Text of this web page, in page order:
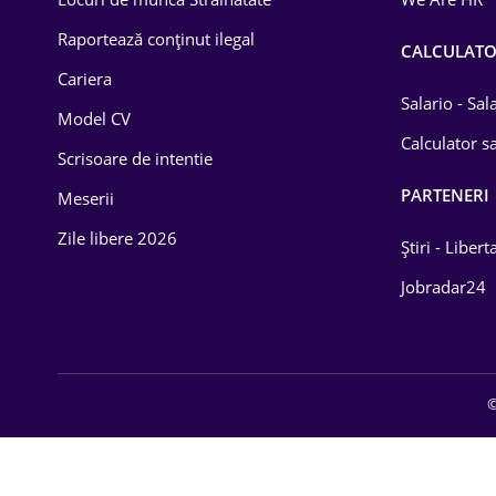
Educație / Training
Energetică
Farma
Raportează conținut ilegal
Cariera
Model CV
Scrisoare de intentie
Meserii
Zile libere 2026
Salario -
Calculator
PARTENERI
Știri -
Jobradar24